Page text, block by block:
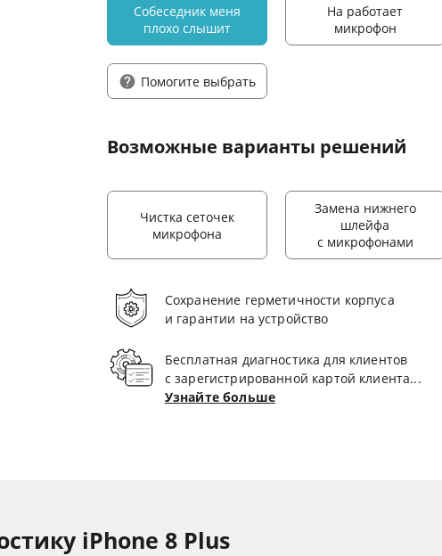
Собеседник меня
плохо слышит
На работает
микрофон
Помогите выбрать
Возможные варианты решений
Чистка сеточек
микрофона
Замена нижнего
шлейфа
с микрофонами
Сохранение герметичности корпуса
и гарантии на устройство
Бесплатная диагностика для клиентов
с зарегистрированной картой клиента...
Узнайте больше
iPhone 8 Plus